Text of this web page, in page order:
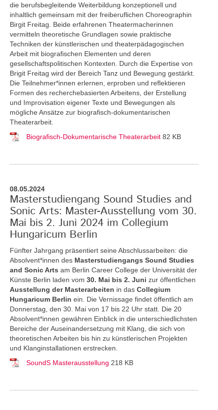
die berufsbegleitende Weiterbildung konzeptionell und
inhaltlich gemeinsam mit der freiberuflichen Choreographin
Birgit Freitag. Beide erfahrenen Theatermacherinnen
vermitteln theoretische Grundlagen sowie praktische
Techniken der künstlerischen und theaterpädagogischen
Arbeit mit biografischen Elementen und deren
gesellschaftspolitischen Kontexten. Durch die Expertise von
Brigit Freitag wird der Bereich Tanz und Bewegung gestärkt.
Die Teilnehmer*innen erlernen, erproben und reflektieren
Formen des recherchebasierten Arbeitens, der Erstellung
und Improvisation eigener Texte und Bewegungen als
mögliche Ansätze zur biografisch-dokumentarischen
Theaterarbeit.
Biografisch-Dokumentarische Theaterarbeit 82 KB
08.05.2024
Masterstudiengang Sound Studies and
Sonic Arts: Master-Ausstellung vom 30.
Mai bis 2. Juni 2024 im Collegium
Hungaricum Berlin
Fünfter Jahrgang präsentiert seine Abschlussarbeiten: die
Absolvent*innen des Masterstudiengangs Sound Studies
and Sonic Arts am Berlin Career College der Universität der
Künste Berlin laden vom 30. Mai bis 2. Juni zur öffentlichen
Ausstellung der Masterarbeiten in das Collegium
Hungaricum Berlin ein. Die Vernissage findet öffentlich am
Donnerstag, den 30. Mai von 17 bis 22 Uhr statt. Die 20
Absolvent*innen gewähren Einblick in die unterschiedlichsten
Bereiche der Auseinandersetzung mit Klang, die sich von
theoretischen Arbeiten bis hin zu künstlerischen Projekten
und Klanginstallationen erstrecken.
SoundS Masterausstellung 218 KB